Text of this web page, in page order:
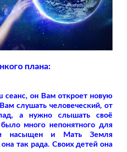
плана:
сеанс, он Вам откроет новую
слушать человеческий, от
а нужно слышать своё
много непонятного для
насыщен и Мать Земля
она так рада. Своих детей она